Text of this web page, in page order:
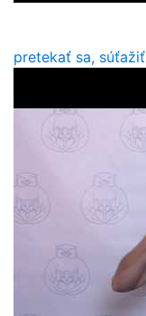
pretekať sa, súťažiť